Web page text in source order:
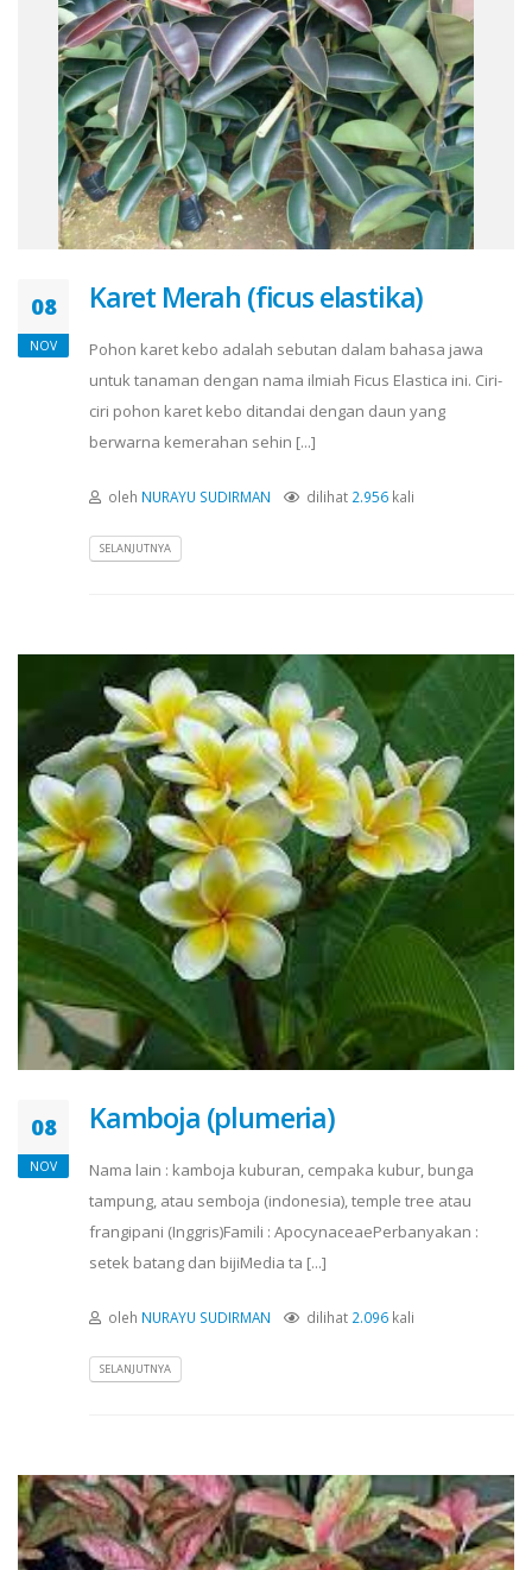
08
NOV
Karet Merah (ficus elastika)
Pohon karet kebo adalah sebutan dalam bahasa jawa
untuk tanaman dengan nama ilmiah Ficus Elastica ini. Ciri-
ciri pohon karet kebo ditandai dengan daun yang
berwarna kemerahan sehin [...]
oleh NURAYU SUDIRMAN dilihat 2.956 kali
SELANJUTNYA
08
NOV
Kamboja (plumeria)
Nama lain : kamboja kuburan, cempaka kubur, bunga
tampung, atau semboja (indonesia), temple tree atau
frangipani (Inggris)Famili : ApocynaceaePerbanyakan :
setek batang dan bijiMedia ta [...]
oleh NURAYU SUDIRMAN dilihat 2.096 kali
SELANJUTNYA